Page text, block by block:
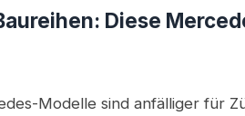
Diese
Modelle sind anfälliger für